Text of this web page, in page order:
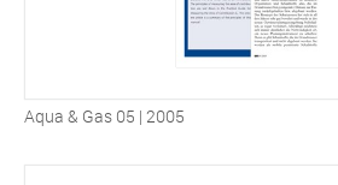
Aqua & Gas 05 | 2005